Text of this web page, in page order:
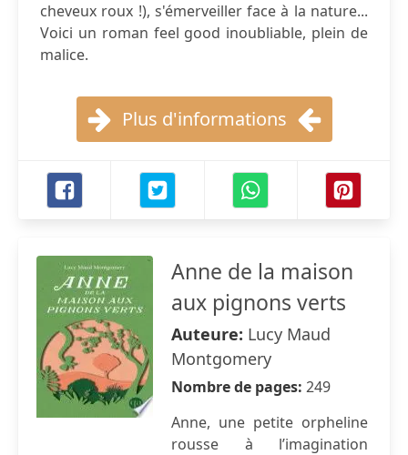
cheveux roux !), s'émerveiller face à la nature...
Voici un roman feel good inoubliable, plein de
malice.
Plus d'informations
Anne de la maison
aux pignons verts
Auteure: Lucy Maud
Montgomery
Nombre de pages: 249
Anne, une petite orpheline
rousse à l’imagination